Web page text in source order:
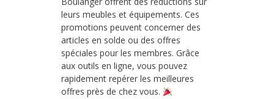
leurs meubles et équipements. Ces
promotions peuvent concerner des
articles en solde ou des offres
spéciales pour les membres. Grâce
aux outils en ligne, vous pouvez
rapidement repérer les meilleures
offres près de chez vous.